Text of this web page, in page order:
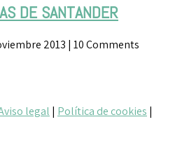
DE SANTANDER
2013 | 10 Comments
legal | Política de cookies |